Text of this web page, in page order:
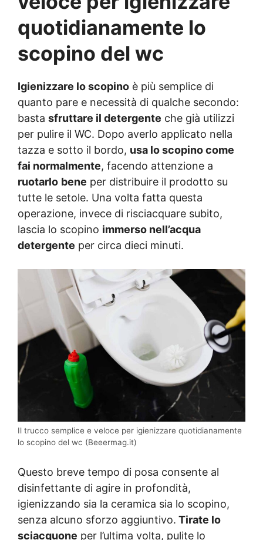
quotidianamente lo
scopino del wc
Igienizzare lo scopino è più semplice di
quanto pare e necessità di qualche secondo:
basta sfruttare il detergente che già utilizzi
per pulire il WC. Dopo averlo applicato nella
tazza e sotto il bordo, usa lo scopino come
fai normalmente, facendo attenzione a
ruotarlo bene per distribuire il prodotto su
tutte le setole. Una volta fatta questa
operazione, invece di risciacquare subito,
lascia lo scopino immerso nell’acqua
detergente per circa dieci minuti.
Il trucco semplice e veloce per igienizzare quotidianamente
lo scopino del wc (Beeermag.it)
Questo breve tempo di posa consente al
disinfettante di agire in profondità,
igienizzando sia la ceramica sia lo scopino,
senza alcuno sforzo aggiuntivo. Tirate lo
sciacquone per l’ultima volta, pulite lo